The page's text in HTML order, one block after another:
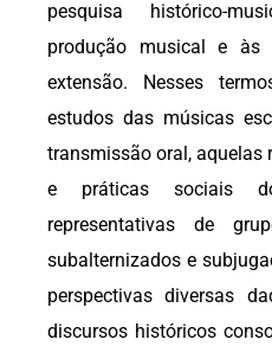
pesquisa histórico-
produção musical e às
extensão. Nesses
estudos das músicas
transmissão oral, aquelas
e práticas sociais
representativas de
subalternizados e
perspectivas diversas
discursos históricos